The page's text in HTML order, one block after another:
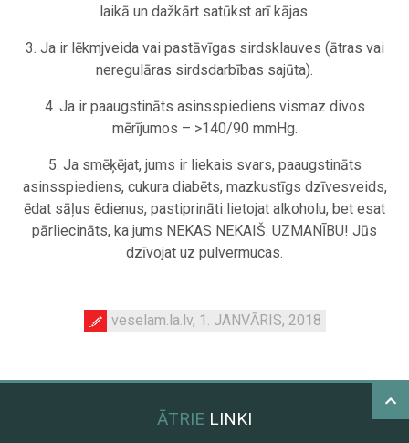
laikā un dažkārt satūkst arī kājas.
3. Ja ir lēkmjveida vai pastāvīgas sirdsklauves (ātras vai
neregulāras sirdsdarbības sajūta).
4. Ja ir paaugstināts asinsspiediens vismaz divos
mērījumos – >140/90 mmHg.
5. Ja smēķējat, jums ir liekais svars, paaugstināts
asinsspiediens, cukura diabēts, mazkustīgs dzīvesveids,
ēdat sāļus ēdienus, pastiprināti lietojat alkoholu, bet esat
pārliecināts, ka jums NEKAS NEKAIŠ. UZMANĪBU! Jūs
dzīvojat uz pulvermucas.
veselam.la.lv, 1. JANVĀRIS, 2018
ĀTRIE LINKI